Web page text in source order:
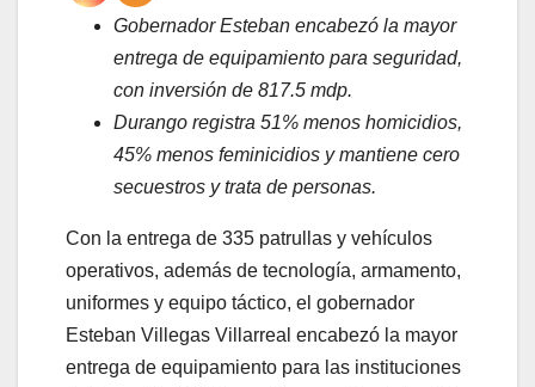
Gobernador Esteban encabezó la mayor
entrega de equipamiento para seguridad,
con inversión de 817.5 mdp.
Durango registra 51% menos homicidios,
45% menos feminicidios y mantiene cero
secuestros y trata de personas.
Con la entrega de 335 patrullas y vehículos
operativos, además de tecnología, armamento,
uniformes y equipo táctico, el gobernador
Esteban Villegas Villarreal encabezó la mayor
entrega de equipamiento para las instituciones